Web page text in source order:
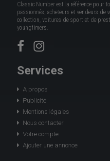
Classic Number est la référence pour
passionnés, acheteurs et vendeurs de
collection, voitures de sport et de
youngtimers.
Services
A propos
Publicité
Mentions légales
Nous contacter
Votre compte
Ajouter une annonce